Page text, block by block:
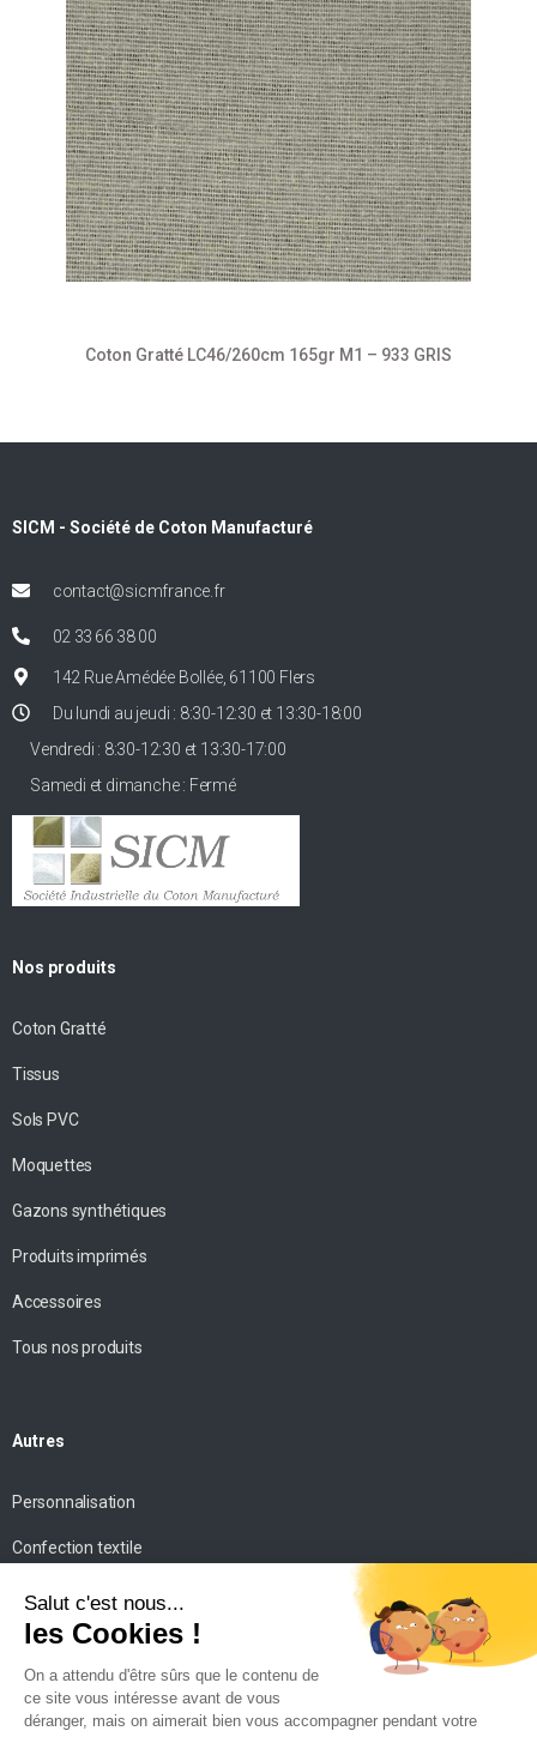
Coton Gratté LC46/260cm 165gr M1 – 933 GRIS
SICM - Société de Coton Manufacturé
contact@sicmfrance.fr
02 33 66 38 00
142 Rue Amédée Bollée, 61100 Flers
Du lundi au jeudi : 8:30-12:30 et 13:30-18:00
Vendredi : 8:30-12:30 et 13:30-17:00
Samedi et dimanche : Fermé
Nos produits
Coton Gratté
Tissus
Sols PVC
Moquettes
Gazons synthétiques
Produits imprimés
Accessoires
Tous nos produits
Autres
Personnalisation
Confection textile
Impression personnalisée
Mise en scène
Conseils
Contact